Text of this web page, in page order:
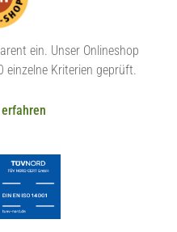
ein. Unser Onlineshop
einzelne Kriterien geprüft.